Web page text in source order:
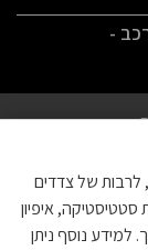
-
לרבות של צדדים
איפיון
נוסף ניתן